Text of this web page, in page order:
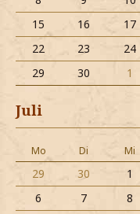
15
16 17
22
23 24
29
30 1
Juli
Mo Di Mi
29 30 1
6
7 8